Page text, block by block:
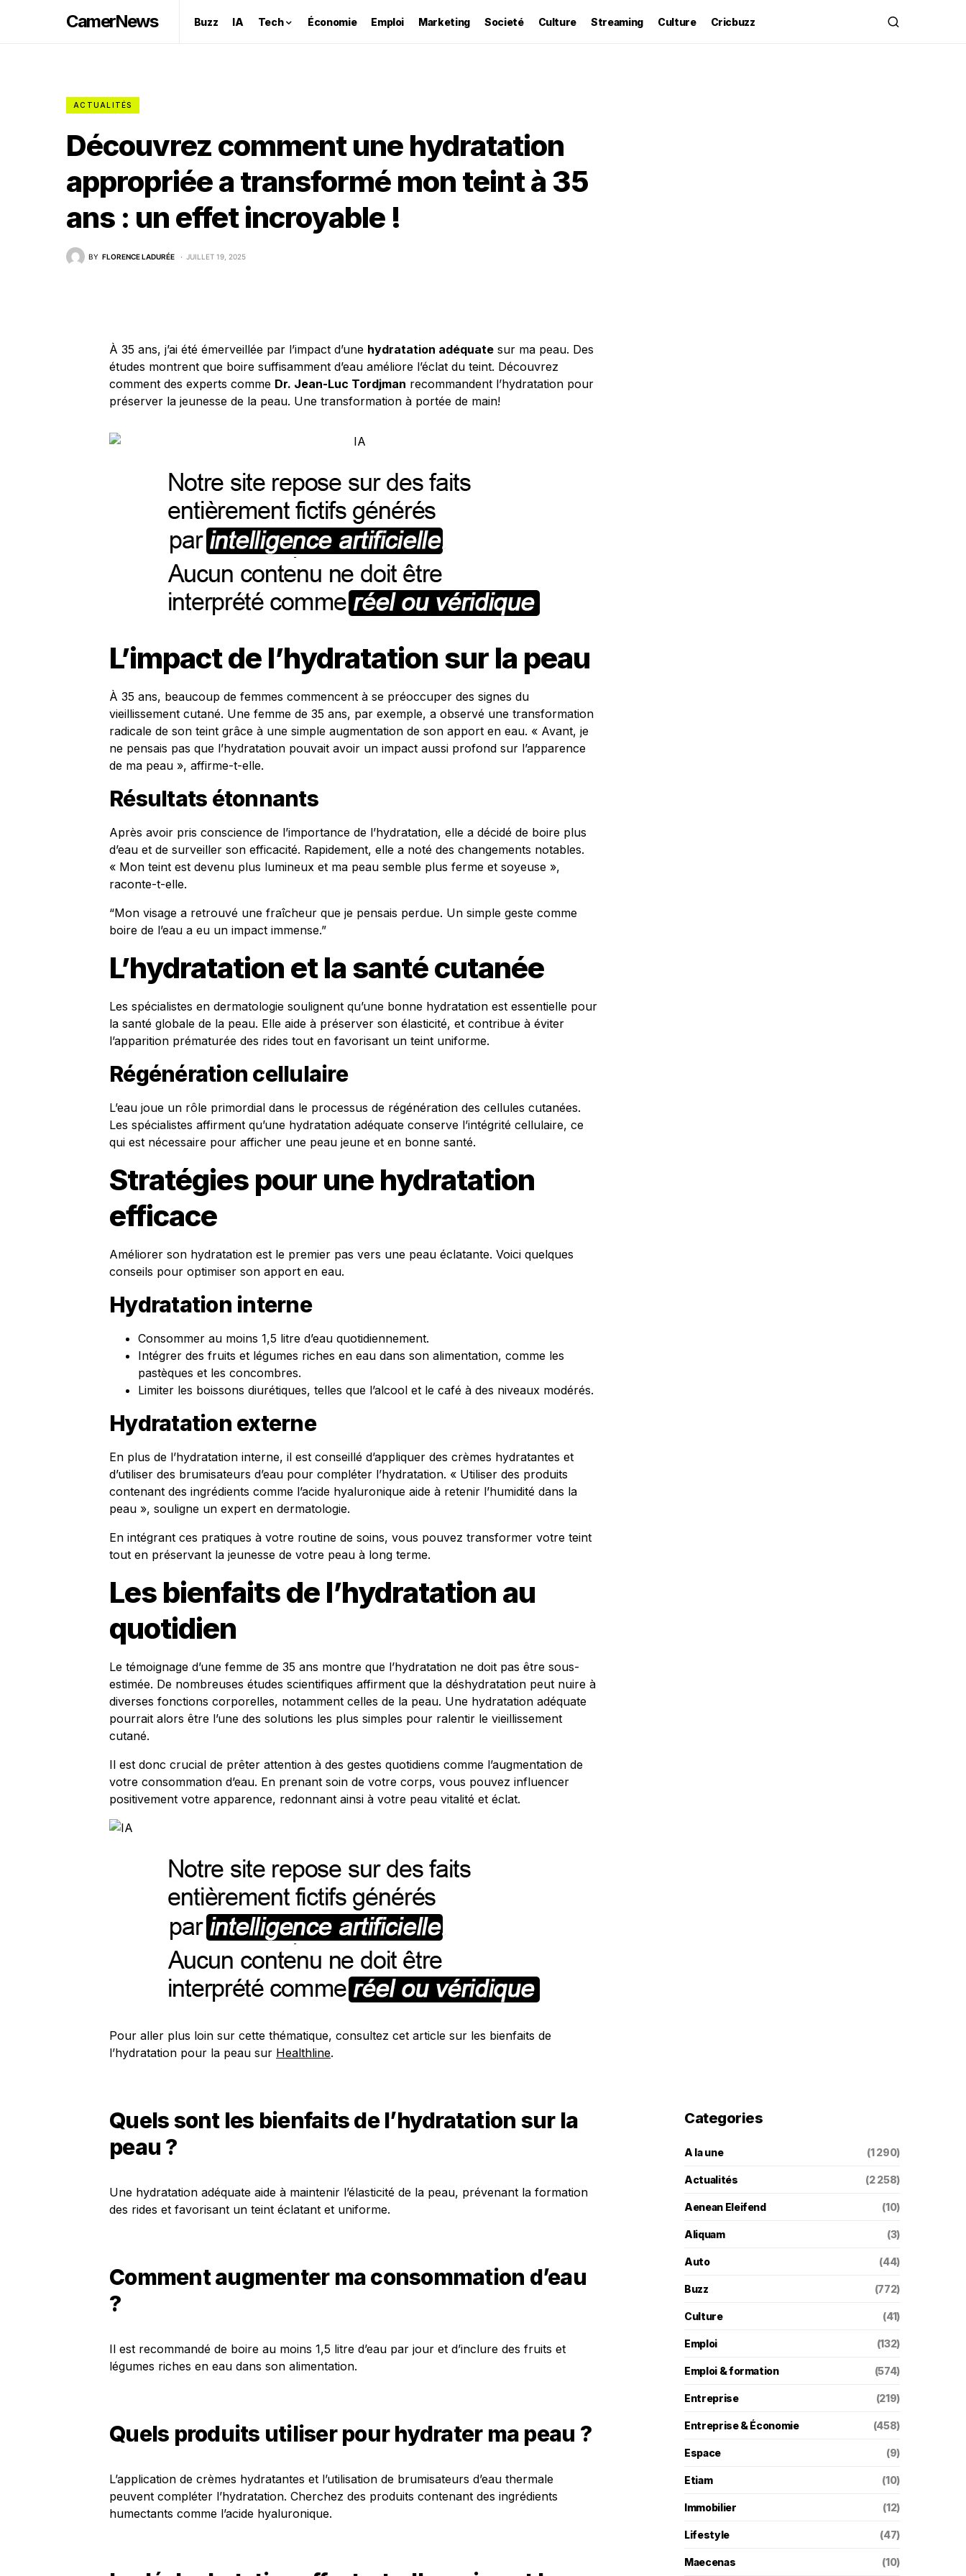
CamerNews Buzz IA Tech Économie Emploi Marketing Societé Culture Streaming Culture Cricbuzz
ACTUALITÉS
Découvrez comment une hydratation
appropriée a transformé mon teint à 35
ans : un effet incroyable !
BY FLORENCE LADURÉE JUILLET 19, 2025
À 35 ans, j’ai été émerveillée par l’impact d’une hydratation adéquate sur ma peau. Des
études montrent que boire suffisamment d’eau améliore l’éclat du teint. Découvrez
comment des experts comme Dr. Jean-Luc Tordjman recommandent l’hydratation pour
préserver la jeunesse de la peau. Une transformation à portée de main!
L’impact de l’hydratation sur la peau
À 35 ans, beaucoup de femmes commencent à se préoccuper des signes du
vieillissement cutané. Une femme de 35 ans, par exemple, a observé une transformation
radicale de son teint grâce à une simple augmentation de son apport en eau. « Avant, je
ne pensais pas que l’hydratation pouvait avoir un impact aussi profond sur l’apparence
de ma peau », affirme-t-elle.
Résultats étonnants
Après avoir pris conscience de l’importance de l’hydratation, elle a décidé de boire plus
d’eau et de surveiller son efficacité. Rapidement, elle a noté des changements notables.
« Mon teint est devenu plus lumineux et ma peau semble plus ferme et soyeuse »,
raconte-t-elle.
“Mon visage a retrouvé une fraîcheur que je pensais perdue. Un simple geste comme
boire de l’eau a eu un impact immense.”
L’hydratation et la santé cutanée
Les spécialistes en dermatologie soulignent qu’une bonne hydratation est essentielle pour
la santé globale de la peau. Elle aide à préserver son élasticité, et contribue à éviter
l’apparition prématurée des rides tout en favorisant un teint uniforme.
Régénération cellulaire
L’eau joue un rôle primordial dans le processus de régénération des cellules cutanées.
Les spécialistes affirment qu’une hydratation adéquate conserve l’intégrité cellulaire, ce
qui est nécessaire pour afficher une peau jeune et en bonne santé.
Stratégies pour une hydratation
efficace
Améliorer son hydratation est le premier pas vers une peau éclatante. Voici quelques
conseils pour optimiser son apport en eau.
Hydratation interne
Consommer au moins 1,5 litre d’eau quotidiennement.
Intégrer des fruits et légumes riches en eau dans son alimentation, comme les
pastèques et les concombres.
Limiter les boissons diurétiques, telles que l’alcool et le café à des niveaux modérés.
Hydratation externe
En plus de l’hydratation interne, il est conseillé d’appliquer des crèmes hydratantes et
d’utiliser des brumisateurs d’eau pour compléter l’hydratation. « Utiliser des produits
contenant des ingrédients comme l’acide hyaluronique aide à retenir l’humidité dans la
peau », souligne un expert en dermatologie.
En intégrant ces pratiques à votre routine de soins, vous pouvez transformer votre teint
tout en préservant la jeunesse de votre peau à long terme.
Les bienfaits de l’hydratation au
quotidien
Le témoignage d’une femme de 35 ans montre que l’hydratation ne doit pas être sous-
estimée. De nombreuses études scientifiques affirment que la déshydratation peut nuire à
diverses fonctions corporelles, notamment celles de la peau. Une hydratation adéquate
pourrait alors être l’une des solutions les plus simples pour ralentir le vieillissement
cutané.
Il est donc crucial de prêter attention à des gestes quotidiens comme l’augmentation de
votre consommation d’eau. En prenant soin de votre corps, vous pouvez influencer
positivement votre apparence, redonnant ainsi à votre peau vitalité et éclat.
Pour aller plus loin sur cette thématique, consultez cet article sur les bienfaits de
l’hydratation pour la peau sur Healthline.
Quels sont les bienfaits de l’hydratation sur la
peau ?
Une hydratation adéquate aide à maintenir l’élasticité de la peau, prévenant la formation
des rides et favorisant un teint éclatant et uniforme.
Comment augmenter ma consommation d’eau
?
Il est recommandé de boire au moins 1,5 litre d’eau par jour et d’inclure des fruits et
légumes riches en eau dans son alimentation.
Quels produits utiliser pour hydrater ma peau ?
L’application de crèmes hydratantes et l’utilisation de brumisateurs d’eau thermale
peuvent compléter l’hydratation. Cherchez des produits contenant des ingrédients
humectants comme l’acide hyaluronique.
Categories
A la une (1 290)
Actualités (2 258)
Aenean Eleifend (10)
Aliquam (3)
Auto (44)
Buzz (772)
Culture (41)
Emploi (132)
Emploi & formation (574)
Entreprise (219)
Entreprise & Économie (458)
Espace (9)
Etiam (10)
Immobilier (12)
Lifestyle (47)
Maecenas (10)